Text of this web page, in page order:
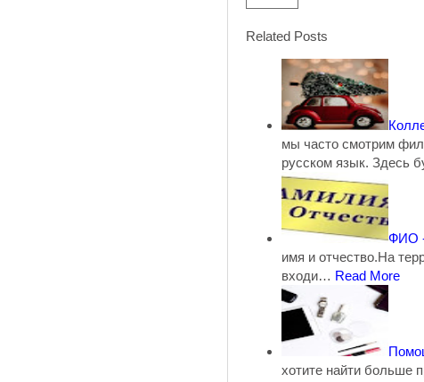
Related Posts
мы часто смотрим
русском язык. Здесь
ФИО
имя и отчество.На
входи… Read More
хотите найти больше